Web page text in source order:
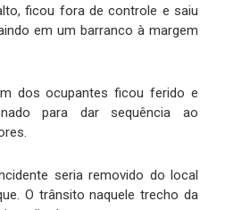
ficou fora de controle e saiu
em um barranco à margem
dos ocupantes ficou ferido e
para dar sequência ao
seria removido do local
O trânsito naquele trecho da